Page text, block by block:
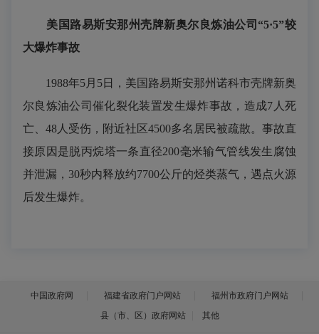
美国路易斯安那州壳牌新奥尔良炼油公司“5·5”较
大爆炸事故
1988年5月5日，美国路易斯安那州诺科市壳牌新奥
尔良炼油公司催化裂化装置发生爆炸事故，造成7人死
亡、48人受伤，附近社区4500多名居民被疏散。事故直
接原因是脱丙烷塔一条直径200毫米输气管线发生腐蚀
并泄漏，30秒内释放约7700公斤的烃类蒸气，遇点火源
后发生爆炸。
中国政府网 福建省政府门户网站
福州市政府门户网站
县（市、区）政府网站
其他